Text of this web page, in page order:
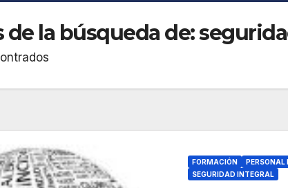
de la búsqueda de:
FORMACIÓN
PERSONAL
SEGURIDAD INTEGRAL